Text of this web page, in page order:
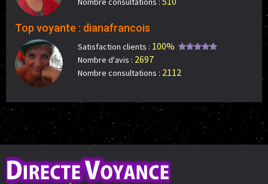
Top voyante : dianafrancois
Satisfaction clients : 100%
Nombre d'avis : 2697
Nombre consultations : 2112